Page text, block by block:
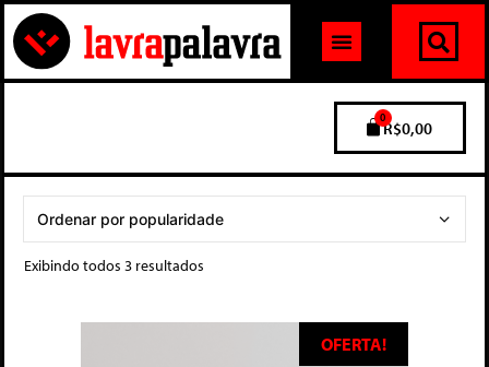
R$0,00
0
Exibindo todos 3 resultados
OFERTA!